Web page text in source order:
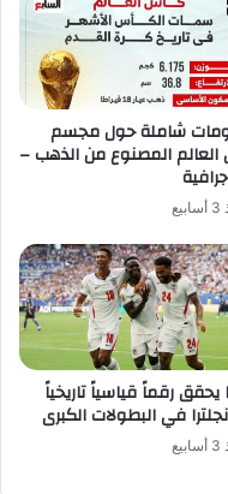
شاملة حول مجسم
المصنوع من الذهب –
رقماً قياسياً تاريخياً
في البطولات الكبرى